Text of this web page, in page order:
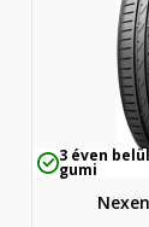
3 éven
gumi